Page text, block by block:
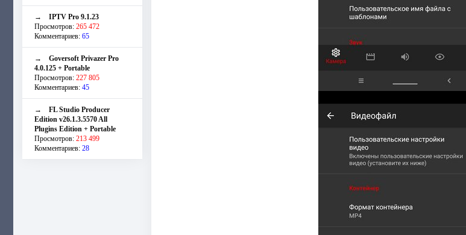
→ IPTV Pro 9.1.23
Просмотров: 265 472
Комментариев: 65
→ Goversoft Privazer Pro
4.0.125 + Portable
Просмотров: 227 805
Комментариев: 45
→ FL Studio Producer
Edition v26.1.3.5570 All
Plugins Edition + Portable
Просмотров: 213 499
Комментариев: 28